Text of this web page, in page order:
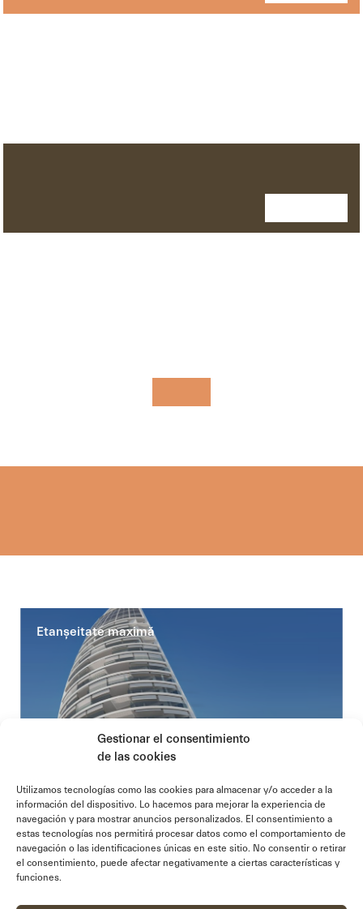
Gestionar el consentimiento
de las cookies
Utilizamos tecnologías como las cookies para almacenar y/o acceder a la
información del dispositivo. Lo hacemos para mejorar la experiencia de
navegación y para mostrar anuncios personalizados. El consentimiento a
estas tecnologías nos permitirá procesar datos como el comportamiento de
navegación o las identificaciones únicas en este sitio. No consentir o retirar
el consentimiento, puede afectar negativamente a ciertas características y
funciones.
Etanșeitate maximă